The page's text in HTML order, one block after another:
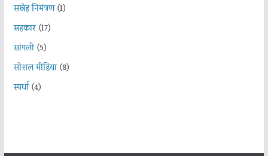
सस्नेह निमंत्रण(1)
सहकार(17)
सांगली(5)
सोशल मीडिया(8)
स्पर्धा(4)